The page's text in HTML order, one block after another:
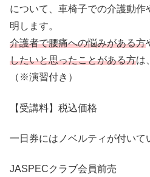
について、車椅子での介護動作
明します。
介護者で腰痛への悩みがある方
したいと思ったことがある方は
（※演習付き）
【受講料】税込価格
一日券にはノベルティが付いて
JASPECクラブ会員前売